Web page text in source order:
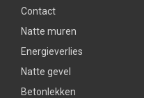
Contact
Natte muren
Energieverlies
Natte gevel
Betonlekken